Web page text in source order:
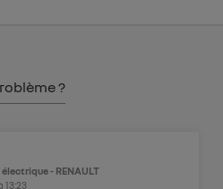
?
électrique - RENAULT
13:23
sur les données